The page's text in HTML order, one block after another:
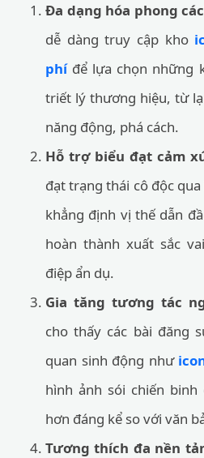
Đa dạng hóa phong
dễ dàng truy cập kho
phíđể lựa chọn những
triết lý thương hiệu, từ
năng động, phá cách.
Hỗ trợ biểu đạt cảm
đạt trạng thái cô độc qua
khẳng định vị thế dẫn
hoàn thành xuất sắc
điệp ẩn dụ.
Gia tăng tương tác
cho thấy các bài đăng
quan sinh động như
hình ảnh sói chiến
hơn đáng kể so với văn
Tương thích đa nền